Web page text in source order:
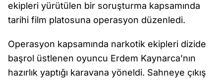
ekipleri yürütülen bir soruşturma kapsamında
tarihi film platosuna operasyon düzenledi.
Operasyon kapsamında narkotik ekipleri dizide
başrol üstlenen oyuncu Erdem Kaynarca’nın
hazırlık yaptığı karavana yöneldi. Sahneye çıkış